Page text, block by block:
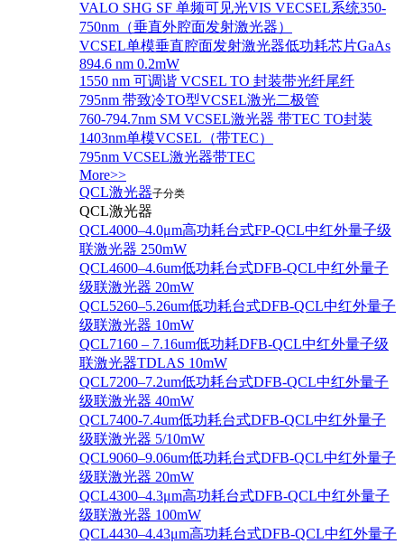
VALO SHG SF 单频可见光VIS VECSEL系统350-
750nm（垂直外腔面发射激光器）
VCSEL单模垂直腔面发射激光器低功耗芯片GaAs
894.6 nm 0.2mW
1550 nm 可调谐 VCSEL TO 封装带光纤尾纤
795nm 带致冷TO型VCSEL激光二极管
760-794.7nm SM VCSEL激光器 带TEC TO封装
1403nm单模VCSEL（带TEC）
795nm VCSEL激光器带TEC
More>>
QCL激光器子分类
QCL激光器
QCL4000–4.0μm高功耗台式FP-QCL中红外量子级
联激光器 250mW
QCL4600–4.6um低功耗台式DFB-QCL中红外量子
级联激光器 20mW
QCL5260–5.26um低功耗台式DFB-QCL中红外量子
级联激光器 10mW
QCL7160 – 7.16um低功耗DFB-QCL中红外量子级
联激光器TDLAS 10mW
QCL7200–7.2um低功耗台式DFB-QCL中红外量子
级联激光器 40mW
QCL7400-7.4um低功耗台式DFB-QCL中红外量子
级联激光器 5/10mW
QCL9060–9.06um低功耗台式DFB-QCL中红外量子
级联激光器 20mW
QCL4300–4.3μm高功耗台式DFB-QCL中红外量子
级联激光器 100mW
QCL4430–4.43μm高功耗台式DFB-QCL中红外量子